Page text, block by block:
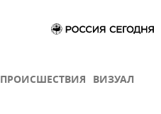
ПРОИСШЕСТВИЯ ВИЗУАЛ